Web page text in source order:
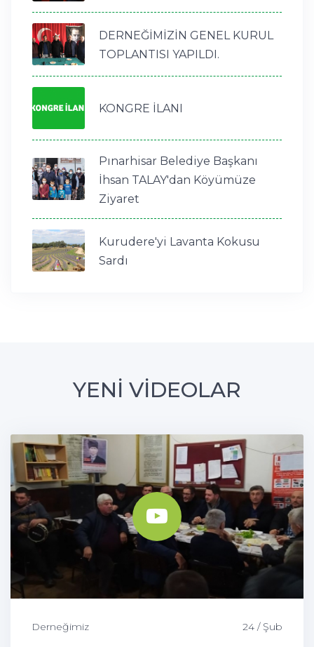
DERNEĞİMİZİN GENEL KURUL
TOPLANTISI YAPILDI.
KONGRE İLANI
Pınarhisar Belediye Başkanı
İhsan TALAY'dan Köyümüze
Ziyaret
Kurudere'yi Lavanta Kokusu
Sardı
YENİ VİDEOLAR
Derneğimiz 24 / Şub